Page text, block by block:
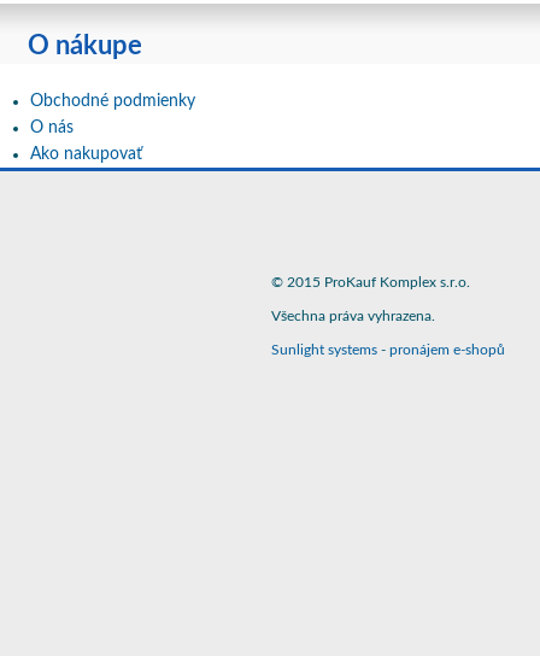
O nákupe
Obchodné podmienky
O nás
Ako nakupovať
© 2015 ProKauf Komplex s.r.o.
Všechna práva vyhrazena.
Sunlight systems - pronájem e-shopů